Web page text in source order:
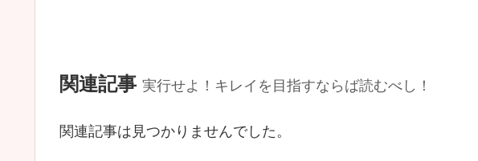
関連記事 実行せよ！キレイを目指すならば読むべし！
関連記事は見つかりませんでした。